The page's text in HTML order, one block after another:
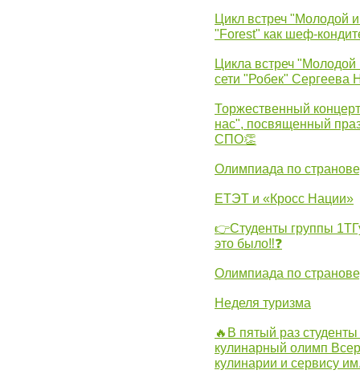
Цикл встреч "Молодой
"Forest" как шеф-
Цикла встреч
сети "Робек" Сергеева
Торжественный
нас", посвященный
СПО👏
Олимпиада по
ЕТЭТ и «Кросс Нации»
👉Студенты группы
это было‼❓
Олимпиада по
Неделя туризма
🔥В пятый раз
кулинарный олимп
кулинарии и сервису